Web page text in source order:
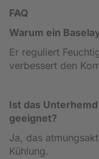
FAQ
Warum ein
Er reguliert
verbessert den
Ist das
geeignet?
Ja, das
Kühlung.